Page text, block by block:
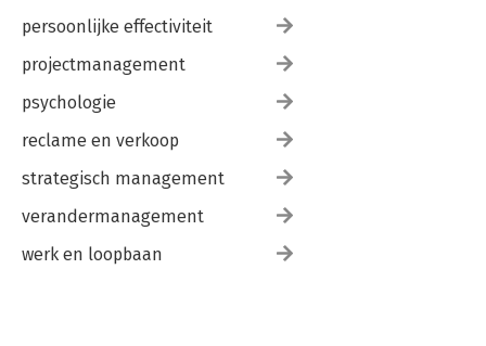
persoonlijke effectiviteit
projectmanagement
psychologie
reclame en verkoop
strategisch management
verandermanagement
werk en loopbaan